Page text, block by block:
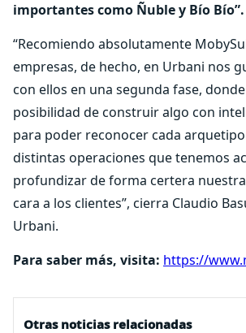
importantes como Ñuble y Bío Bío”.
“Recomiendo absolutamente
empresas, de hecho, en Urbani nos
con ellos en una segunda fase,
posibilidad de construir algo con
para poder reconocer cada
distintas operaciones que tenemos
profundizar de forma certera
cara a los clientes”, cierra Claudio
Urbani.
Para saber más, visita: https://
Otras noticias relacionadas